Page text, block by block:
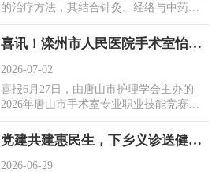
的治疗方法，其结合针灸、经络与中药学
等理论，以中药直接贴敷于穴位，经由中
药对穴位产生...
喜讯！滦州市人民医院手术室怡红玉斩获2026年唐山市手术室专业职业技能竞赛三等奖
2026-07-02
喜报6月27日，由唐山市护理学会主办的
2026年唐山市手术室专业职业技能竞赛圆
满落幕。来自全市各二、三级医院手术室
护理骨干同台竞...
党建共建惠民生，下乡义诊送健康||滦州市人民医院深入沈官营一村开展义诊服务
2026-06-29